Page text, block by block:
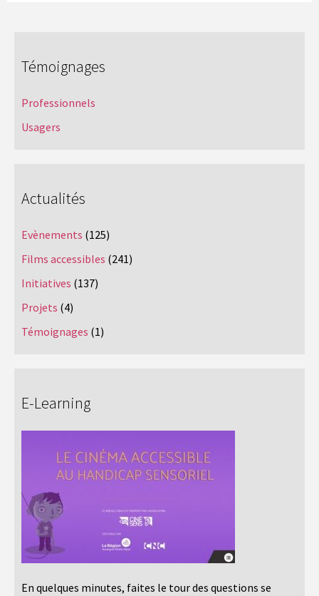
Témoignages
Professionnels
Usagers
Actualités
Evènements (125)
Films accessibles (241)
Initiatives (137)
Projets (4)
Témoignages (1)
E-Learning
En quelques minutes, faites le tour des questions se